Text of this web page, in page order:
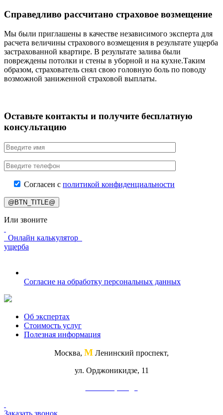
Справедливо рассчитано страховое возмещение
Мы были приглашены в качестве независимого эксперта для
расчета величины страхового возмещения в результате ущерба
застрахованной квартире. В результате залива были
повреждены потолки и стены в уборной и на кухне.Таким
образом, страхователь снял свою головную боль по поводу
возможной заниженной страховой выплаты.
Оставьте контакты и получите бесплатную
консультацию
Согласен с политикой конфиденциальности
@BTN_TITLE@
Или звоните
Онлайн калькулятор
ущерба
Согласие на обработку персональных данных
Об экспертах
Стоимость услуг
Полезная информация
Москва, М Ленинский проспект,
ул. Орджоникидзе, 11
Заказать звонок